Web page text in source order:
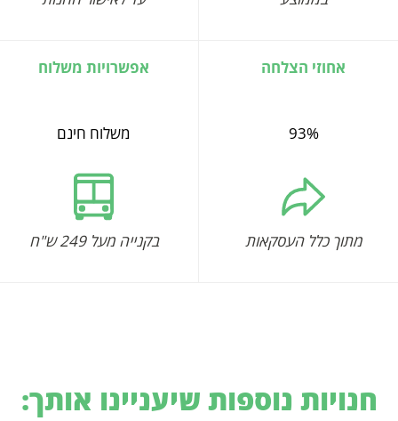
אחוזי הצלחה
93%
מתוך כלל העסקאות
אפשרויות משלוח
משלוח חינם
בקנייה מעל 249 ש"ח
חנויות נוספות שיעניינו אותך: